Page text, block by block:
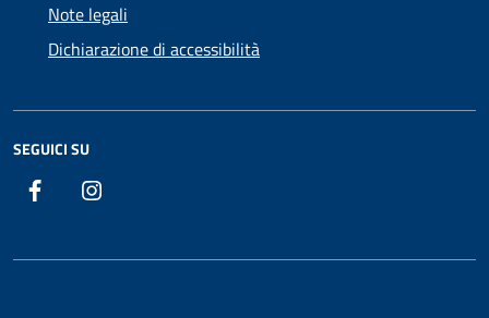
Note legali
Dichiarazione di accessibilità
SEGUICI SU
Facebook